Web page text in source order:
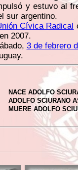
y estuvo al
sur argentino.
Cívica Radical
2007.
3 de febrero
NACE ADOLFO
ADOLFO SCIURANO
MUERE ADOLFO